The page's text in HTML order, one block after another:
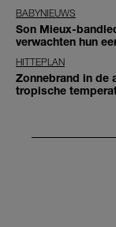
BABYNIEUWS
Son Mieux-
verwachten hun
HITTEPLAN
Zonnebrand in de
tropische